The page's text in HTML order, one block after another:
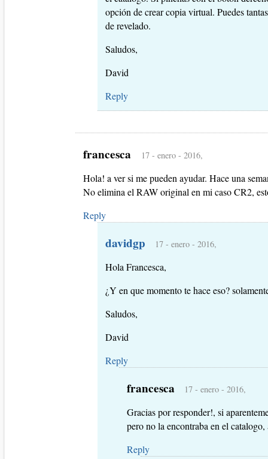
opción de crear copia virtual. Puedes
de revelado.
Saludos,
David
Reply
francesca 17 - enero - 2016,
Hola! a ver si me pueden ayudar. Hace una
No elimina el RAW original en mi caso CR2,
Reply
davidgp 17 - enero - 2016,
Hola Francesca,
¿Y en que momento te hace eso?
Saludos,
David
Reply
francesca 17 - enero - 2016,
Gracias por responder!, si
pero no la encontraba en el
Reply